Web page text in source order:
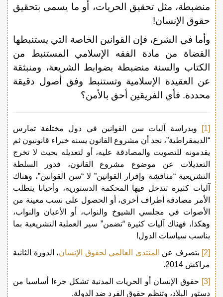
منضبطة، مثل تحقيق الحريات، أو ما يسمى بتحقيق
حقوق الإنسان!
وأما في الشرع، فإن القوانين الخاصة التي يستنبطها
القضاة من مادة الفقه الإسلامي المستنبط من
الكتاب والسنة منضبطة بضوابط الشريعة، ومنبثقة
عن العقيدة الإسلامية وتستنبط وفق أصول دقيقة
محددة. فأي الفريقين أحق بالأمن؟
[1]
وبدراسة آليات سن القوانين في دول مختلفة تمارس
“الديمقراطية”، نجد أن مشروع القانون يسنه خبراء قانونيون ثم
يقدمونه للتصويت والمصادقة عليه، أو لتعديله بحيث لا تخرج
التعديلات عن موضوع مشروع القانون، فدور السلطة
التشريعية “مناقشة وإقرار القوانين” لا “سن القوانين”، وهناك
آليات كثيرة تتدخل فيها المحكمة الدستورية، وأحيانا يتطلب
الأمر مصادقة أطراف أخرى، أو الحصول على نسب معينة من
الأصوات في مجلسي الشيوخ والنواب، أو الأعيان والنواب،
وهكذا، فهناك آليات كثيرة “تضمن” سير العملية التشريعية بما
يناسب سياسات الدول!
[2]
بتصرف عن المنتدى العالمي لحقوق الإنسان، الدورة الثانية
مراكش 2014.
[3]
حقوق الإنسان أو الحريات المدنية تشكل جزءا أساسيا من
دستور البلاد، وتنظم حقوق الفرد ضد الدولة.